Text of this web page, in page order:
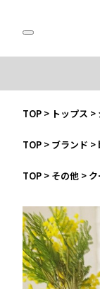
TOP > トップス >
TOP > ブランド >
TOP > その他 >